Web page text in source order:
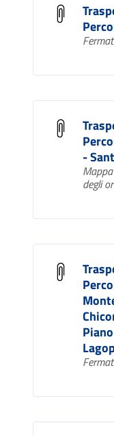
-
degli